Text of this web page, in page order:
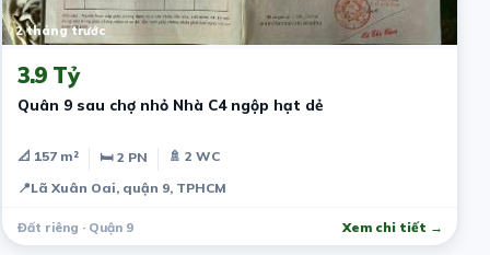
2 tháng trước
3.9 Tỷ
Quân 9 sau chợ nhỏ Nhà C4 ngộp hạt dẻ
📐 157 m² 🛏 2 PN
🚿 2 WC
📍Lã Xuân Oai, quận 9, TPHCM
Đất riêng · Quận 9 Xem chi tiết →